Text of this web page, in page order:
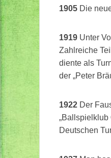
1905 Die
1919 Unter
Zahlreiche
diente als
der „Peter
1922 Der
„Ballspielklub
Deutschen